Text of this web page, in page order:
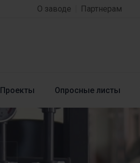
О заводе Партнерам
Проекты Опросные листы